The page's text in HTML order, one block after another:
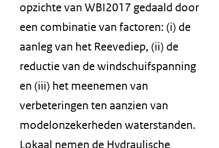
opzichte van WBI2017 gedaald door
een combinatie van factoren: (i) de
aanleg van het Reevediep, (ii) de
reductie van de windschuifspanning
en (iii) het meenemen van
verbeteringen ten aanzien van
modelonzekerheden waterstanden.
Lokaal nemen de Hydraulische